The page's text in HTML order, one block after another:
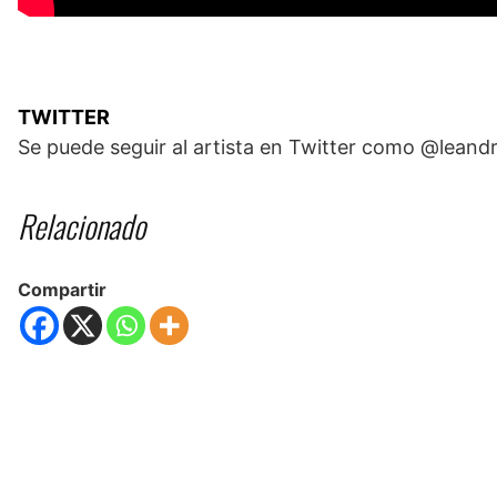
TWITTER
Se puede seguir al artista en Twitter como
Relacionado
Compartir